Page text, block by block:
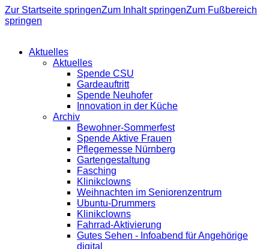
Zur Startseite springenZum Inhalt springenZum Fußbereich
springen
Aktuelles
Aktuelles
Spende CSU
Gardeauftritt
Spende Neuhofer
Innovation in der Küche
Archiv
Bewohner-Sommerfest
Spende Aktive Frauen
Pflegemesse Nürnberg
Gartengestaltung
Fasching
Klinikclowns
Weihnachten im Seniorenzentrum
Ubuntu-Drummers
Klinikclowns
Fahrrad-Aktivierung
Gutes Sehen - Infoabend für Angehörige
digital